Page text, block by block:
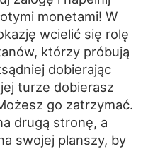
monetami! W
wcielić się rolę
którzy próbują
dobierając
turze dobierasz
go zatrzymać.
drugą stronę, a
swojej planszy, by